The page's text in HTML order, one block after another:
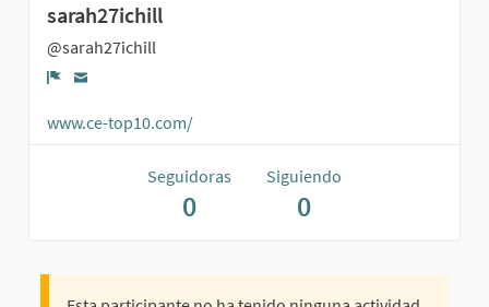
sarah27ichill
@sarah27ichill
www.ce-top10.com/
Seguidoras
0
Siguiendo
0